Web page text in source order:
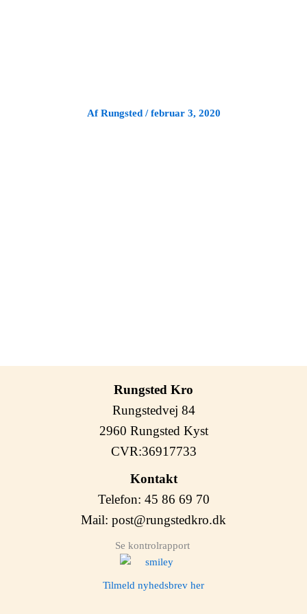
AfRungsted /februar 3, 2020
Rungsted Kro
Rungstedvej 84
2960 Rungsted Kyst
CVR:36917733
Kontakt
Telefon: 45 86 69 70
Mail: post@rungstedkro.dk
Se kontrolrapport
Tilmeld nyhedsbrev her